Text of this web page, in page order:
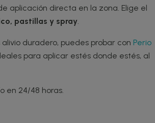
aplicación directa en la zona. Elige el
pastillas y spray.
alivio duradero, puedes probar con Perio
para aplicar estés donde estés, al
en 24/48 horas.